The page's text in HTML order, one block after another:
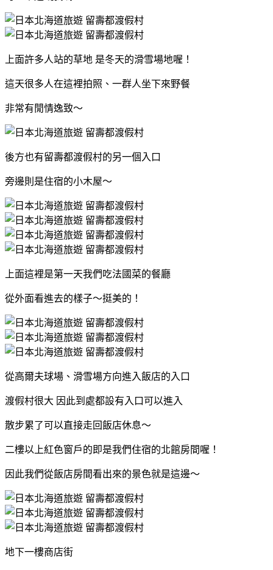
上面許多人站的草地 是冬天的滑雪場地喔！
這天很多人在這裡拍照、一群人坐下來野餐
非常有閒情逸致～
後方也有留壽都渡假村的另一個入口
旁邊則是住宿的小木屋～
上面這裡是第一天我們吃法國菜的餐廳
從外面看進去的樣子～挺美的！
從高爾夫球場、滑雪場方向進入飯店的入口
渡假村很大 因此到處都設有入口可以進入
散步累了可以直接走回飯店休息～
二樓以上紅色窗戶的即是我們住宿的北館房間喔！
因此我們從飯店房間看出來的景色就是這邊～
地下一樓商店街